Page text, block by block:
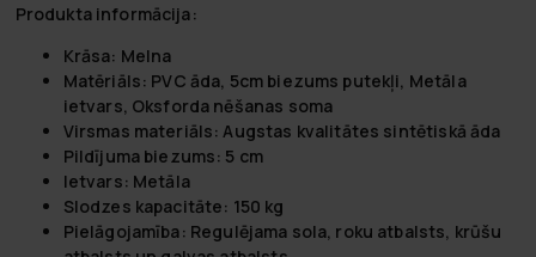
Produkta informācija:
Krāsa: Melna
Matēriāls: PVC āda, 5cm biezums putekļi, Metāla
ietvars, Oksforda nēšanas soma
Virsmas materiāls: Augstas kvalitātes sintētiskā āda
Pildījuma biezums: 5 cm
Ietvars: Metāla
Slodzes kapacitāte: 150 kg
Pielāgojamība: Regulējama sola, roku atbalsts, krūšu